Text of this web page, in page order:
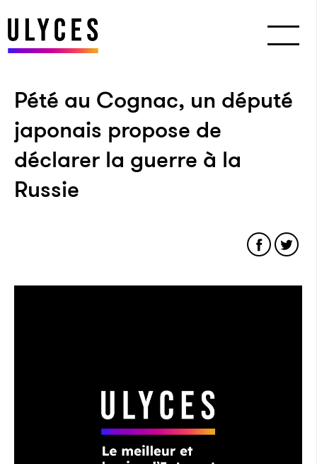
Pété au Cognac, un député
japonais propose de
déclarer la guerre à la
Russie